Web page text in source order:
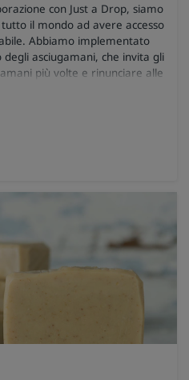
con Just a Drop, siamo
il mondo ad avere accesso
Abbiamo implementato
asciugamani, che invita gli
più volte e rinunciare alle
a Drop. In virtù della
a fonti sicure di acqua